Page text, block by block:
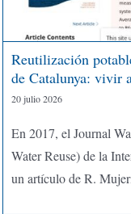
Reutilización
de Catalunya: vivir
20 julio 2026
En 2017, el Journal
Water Reuse) de la
un artículo de R.